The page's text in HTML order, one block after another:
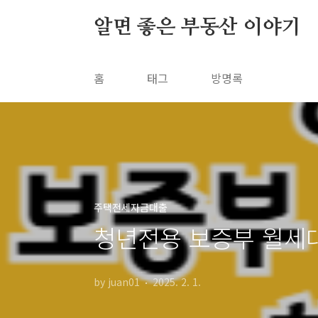
알면 좋은 부동산 이야기
홈 태그 방명록
주택전세자금대출
청년전용 보증부 월세
by juan01 2025. 2. 1.